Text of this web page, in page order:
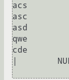
acs
asc
asd
qwe
cde
|